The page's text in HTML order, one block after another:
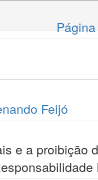
Feijó
e a proibição